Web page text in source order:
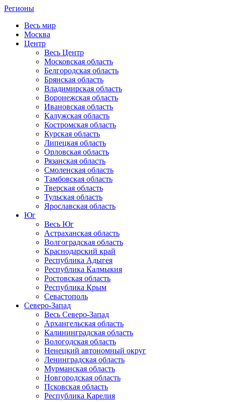
Регионы
Весь мир
Москва
Центр
Весь Центр
Московская область
Белгородская область
Брянская область
Владимирская область
Воронежская область
Ивановская область
Калужская область
Костромская область
Курская область
Липецкая область
Орловская область
Рязанская область
Смоленская область
Тамбовская область
Тверская область
Тульская область
Ярославская область
Юг
Весь Юг
Астраханская область
Волгоградская область
Краснодарский край
Республика Адыгея
Республика Калмыкия
Ростовская область
Республика Крым
Севастополь
Северо-Запад
Весь Северо-Запад
Архангельская область
Калининградская область
Вологодская область
Ненецкий автономный округ
Ленинградская область
Мурманская область
Новгородская область
Псковская область
Республика Карелия